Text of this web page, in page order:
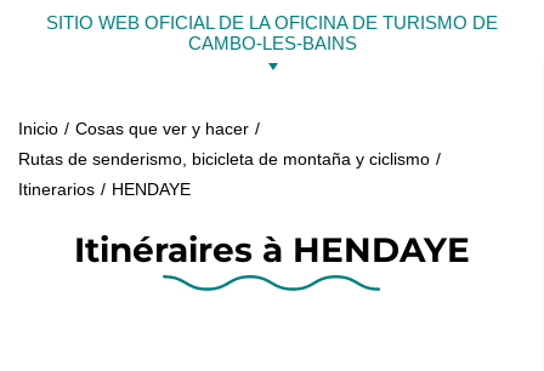
SITIO WEB OFICIAL DE LA OFICINA DE TURISMO DE
CAMBO-LES-BAINS
Inicio
Cosas que ver y hacer
Rutas de senderismo, bicicleta de montaña y ciclismo
Itinerarios
HENDAYE
Itinéraires à HENDAYE